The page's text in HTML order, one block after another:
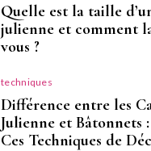
Quelle est la taille
julienne et comment
vous ?
techniques
Différence entre les
Julienne et Bâtonnets
Ces Techniques de